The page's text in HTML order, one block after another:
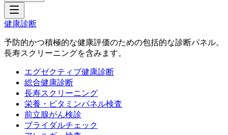
健康診断
予防的かつ積極的な健康評価のための包括的な診断パネル。
長寿スクリーニングを含みます。
エグゼクティブ健康診断
総合健康診断
長寿スクリーニング
栄養・ビタミンパネル検査
前立腺がん検診
ブライダルチェック